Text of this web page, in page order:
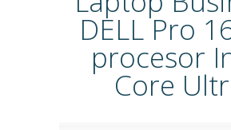
DELL Pro
procesor
Core